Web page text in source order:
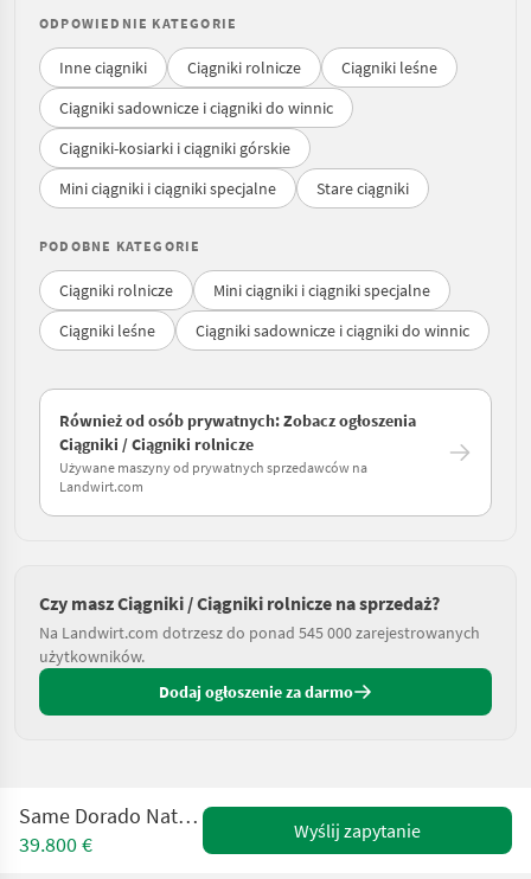
ODPOWIEDNIE KATEGORIE
Inne ciągniki Ciągniki rolnicze
Ciągniki leśne
Ciągniki sadownicze i ciągniki do winnic
Ciągniki-kosiarki i ciągniki górskie
Mini ciągniki i ciągniki specjalne
Stare ciągniki
PODOBNE KATEGORIE
Ciągniki rolnicze
Mini ciągniki i ciągniki specjalne
Ciągniki leśne
Ciągniki sadownicze i ciągniki do winnic
Również od osób prywatnych: Zobacz ogłoszenia
Ciągniki / Ciągniki rolnicze
Używane maszyny od prywatnych sprzedawców na
Landwirt.com
Czy masz Ciągniki / Ciągniki rolnicze na sprzedaż?
Na Landwirt.com dotrzesz do ponad 545 000 zarejestrowanych
użytkowników.
Dodaj ogłoszenie za darmo
Same Dorado Natural 80 (Stage V)
39.800 €
Wyślij zapytanie